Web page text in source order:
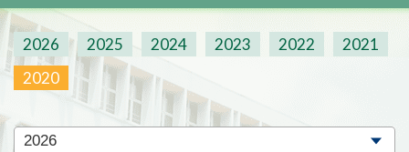
2026 2025 2024 2023 2022
2021
2020